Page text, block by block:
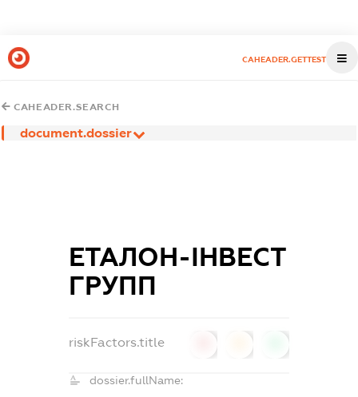
CAHEADER.GETTEST
CAHEADER.SEARCH
document.dossier
ЕТАЛОН-ІНВЕСТ
ГРУПП
riskFactors.title
dossier.fullName: